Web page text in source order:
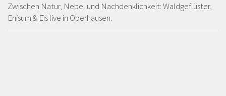
Zwischen Natur, Nebel und Nachdenklichkeit: Waldgeflüster,
Enisum & Eïs live in Oberhausen: